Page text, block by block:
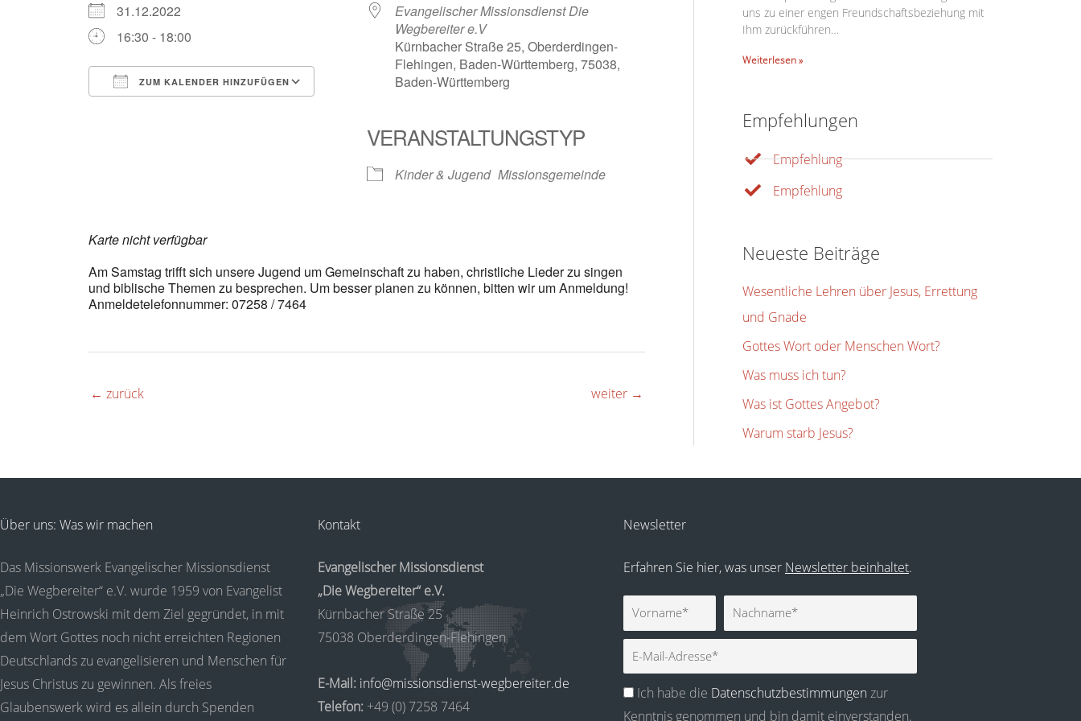
31.12.2022
16:30 - 18:00
ZUM KALENDER HINZUFÜGEN
Office 365
Evangelischer Missionsdienst Die
Wegbereiter e.V
Kürnbacher Straße 25, Oberderdingen-
Flehingen, Baden-Württemberg, 75038,
Baden-Württemberg
VERANSTALTUNGSTYP
Kinder & Jugend Missionsgemeinde
Karte nicht verfügbar
Am Samstag trifft sich unsere Jugend um Gemeinschaft zu haben, christliche Lieder zu singen
und biblische Themen zu besprechen. Um besser planen zu können, bitten wir um Anmeldung!
Anmeldetelefonnummer: 07258 / 7464
← zurück weiter →
uns zu einer engen Freundschaftsbeziehung mit
Ihm zurückführen…
Weiterlesen »
Empfehlungen
Empfehlung
Empfehlung
Neueste Beiträge
Wesentliche Lehren über Jesus, Errettung
und Gnade
Gottes Wort oder Menschen Wort?
Was muss ich tun?
Was ist Gottes Angebot?
Warum starb Jesus?
Über uns: Was wir machen
Das Missionswerk Evangelischer Missionsdienst
„Die Wegbereiter“ e.V. wurde 1959 von Evangelist
Heinrich Ostrowski mit dem Ziel gegründet, in mit
dem Wort Gottes noch nicht erreichten Regionen
Deutschlands zu evangelisieren und Menschen für
Jesus Christus zu gewinnen. Als freies
Glaubenswerk wird es allein durch Spenden
Kontakt
Evangelischer Missionsdienst
„Die Wegbereiter“ e.V.
Kürnbacher Straße 25
75038 Oberderdingen-Flehingen
E-Mail: info@missionsdienst-wegbereiter.de
Telefon: +49 (0) 7258 7464
Newsletter
Erfahren Sie hier, was unser Newsletter beinhaltet.
Vorname Nachname
E-
Mail
Ich habe die Datenschutzbestimmungen zur
Kenntnis genommen und bin damit einverstanden.